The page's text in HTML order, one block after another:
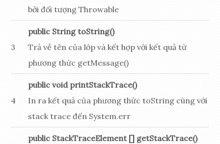
bởi đối tượng Throwable
3
public String toString()
Trả về tên của lớp và kết hợp với kết quả từ
phương thức getMessage()
4
public void printStackTrace()
In ra kết quả của phương thức toString cùng với
stack trace đến System.err
public StackTraceElement [] getStackTrace()